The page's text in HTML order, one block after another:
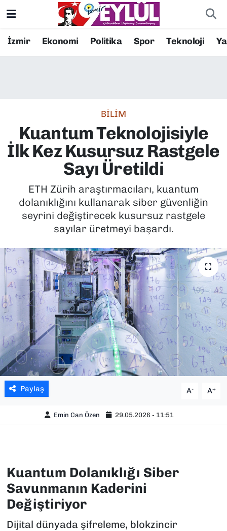
İzmir Ekonomi Politika Spor Teknoloji
BİLİM
Kuantum Teknolojisiyle
İlk Kez Kusursuz Rastgele
Sayı Üretildi
ETH Zürih araştırmacıları, kuantum
dolanıklığını kullanarak siber güvenliğin
seyrini değiştirecek kusursuz rastgele
sayılar üretmeyi başardı.
Paylaş A- A+
Emin Can Özen 29.05.2026 - 11:51
Kuantum Dolanıklığı Siber
Savunmanın Kaderini
Değiştiriyor
Dijital dünyada şifreleme, blokzincir
Resmi İlanlar
EKONOMİ
KÜLTÜR SANAT
MAGAZİN
POLİTİKA
SAĞLIK
SPOR
TEKNOLOJİ
YAŞAM
YEREL YÖNETİMLER
Konak Nöbetçi Eczaneler
Süper Lig Puan Durumu ve Fikstür
Tüm Manşetler
Son Dakika Haberleri
Haber Arşivi